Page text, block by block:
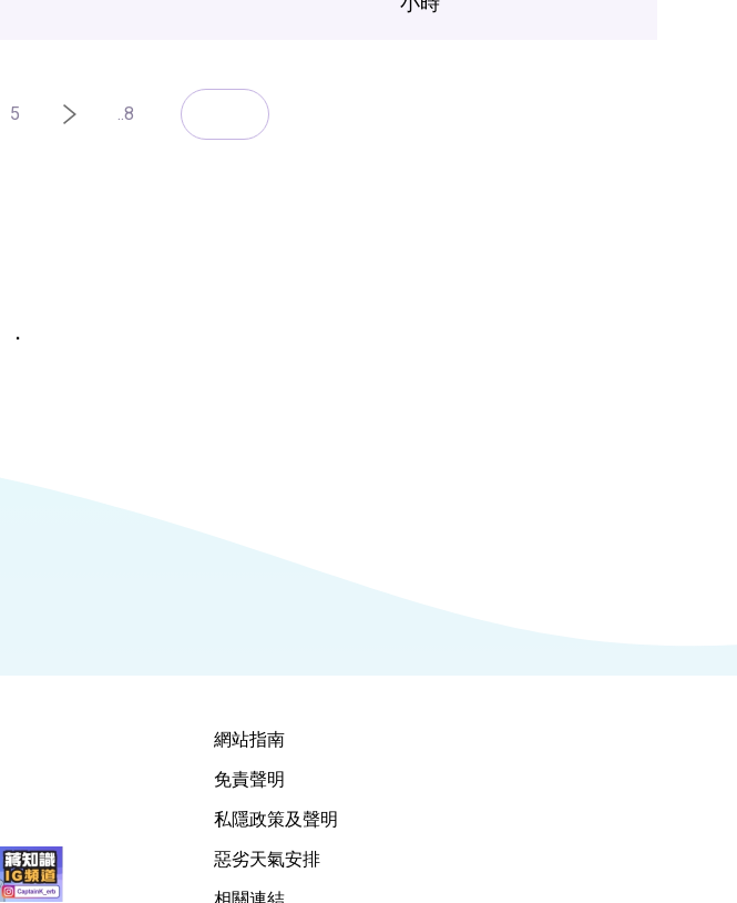
5 ..8
．
網站指南
免責聲明
私隱政策及聲明
惡劣天氣安排